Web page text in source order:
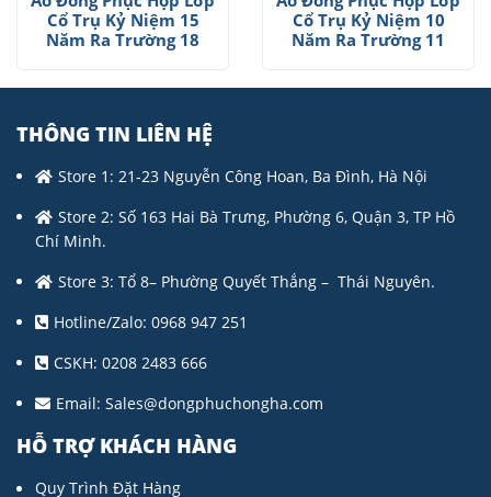
Cổ Trụ Kỷ Niệm 15
Năm Ra Trường 18
Cổ Trụ Kỷ Niệm 10
Năm Ra Trường 11
THÔNG TIN LIÊN HỆ
Store 1: 21-23 Nguyễn Công Hoan, Ba Đình, Hà Nội
Store 2: Số 163 Hai Bà Trưng, Phường 6, Quận 3, TP Hồ
Chí Minh.
Store 3: Tổ 8– Phường Quyết Thắng – Thái Nguyên.
Hotline/Zalo: 0968 947 251
CSKH: 0208 2483 666
Email: Sales@dongphuchongha.com
HỖ TRỢ KHÁCH HÀNG
Quy Trình Đặt Hàng